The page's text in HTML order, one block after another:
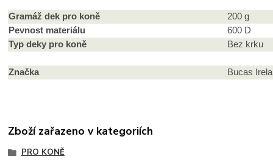
Gramáž dek pro koně
200 g
Pevnost materiálu
600 D
Typ deky pro koně
Bez krku
Značka Bucas
Zboží zařazeno v kategoriích
PRO KONĚ